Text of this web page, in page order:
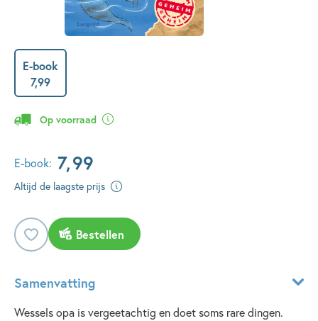
E-book
7,99
Op voorraad
E-book: 7,99
Altijd de laagste prijs
Bestellen
Samenvatting
Wessels opa is vergeetachtig en doet soms rare dingen.